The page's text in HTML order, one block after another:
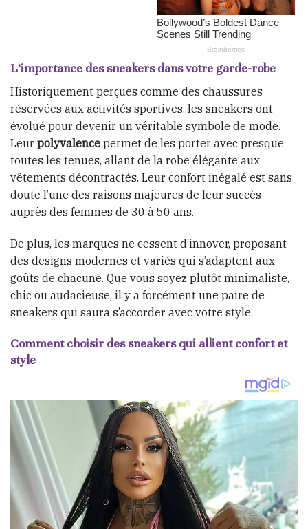
L’importance des sneakers dans votre garde-robe
Historiquement perçues comme des chaussures
réservées aux activités sportives, les sneakers ont
évolué pour devenir un véritable symbole de mode.
Leur polyvalence permet de les porter avec presque
toutes les tenues, allant de la robe élégante aux
vêtements décontractés. Leur confort inégalé est sans
doute l’une des raisons majeures de leur succès
auprès des femmes de 30 à 50 ans.
De plus, les marques ne cessent d’innover, proposant
des designs modernes et variés qui s’adaptent aux
goûts de chacune. Que vous soyez plutôt minimaliste,
chic ou audacieuse, il y a forcément une paire de
sneakers qui saura s’accorder avec votre style.
Comment choisir des sneakers qui allient confort et
style